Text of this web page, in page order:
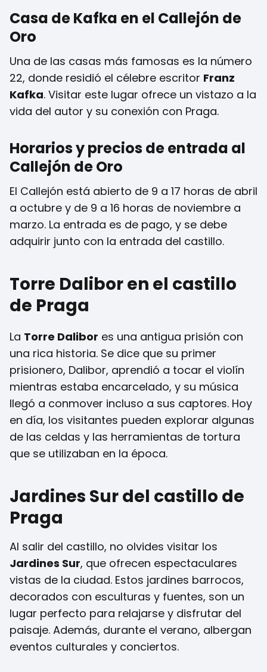
Casa de Kafka en el Callejón de
Oro
Una de las casas más famosas es la número
22, donde residió el célebre escritor Franz
Kafka. Visitar este lugar ofrece un vistazo a la
vida del autor y su conexión con Praga.
Horarios y precios de entrada al
Callejón de Oro
El Callejón está abierto de 9 a 17 horas de abril
a octubre y de 9 a 16 horas de noviembre a
marzo. La entrada es de pago, y se debe
adquirir junto con la entrada del castillo.
Torre Dalibor en el castillo
de Praga
La Torre Dalibor es una antigua prisión con
una rica historia. Se dice que su primer
prisionero, Dalibor, aprendió a tocar el violín
mientras estaba encarcelado, y su música
llegó a conmover incluso a sus captores. Hoy
en día, los visitantes pueden explorar algunas
de las celdas y las herramientas de tortura
que se utilizaban en la época.
Jardines Sur del castillo de
Praga
Al salir del castillo, no olvides visitar los
Jardines Sur, que ofrecen espectaculares
vistas de la ciudad. Estos jardines barrocos,
decorados con esculturas y fuentes, son un
lugar perfecto para relajarse y disfrutar del
paisaje. Además, durante el verano, albergan
eventos culturales y conciertos.